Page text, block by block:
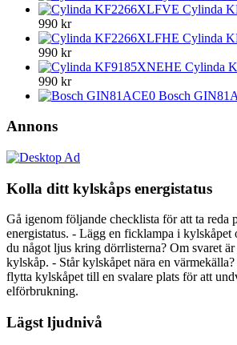
Cylinda
990 kr
Cylinda
990 kr
Cylinda
990 kr
Bosch
Annons
Kolla ditt kylskåps energistatus
Gå igenom följande checklista för att ta reda
energistatus. - Lägg en ficklampa i kylskåpet
du något ljus kring dörrlisterna? Om svaret
kylskåp. - Står kylskåpet nära en
flytta kylskåpet till en svalare plats för att
elförbrukning.
Lägst ljudnivå